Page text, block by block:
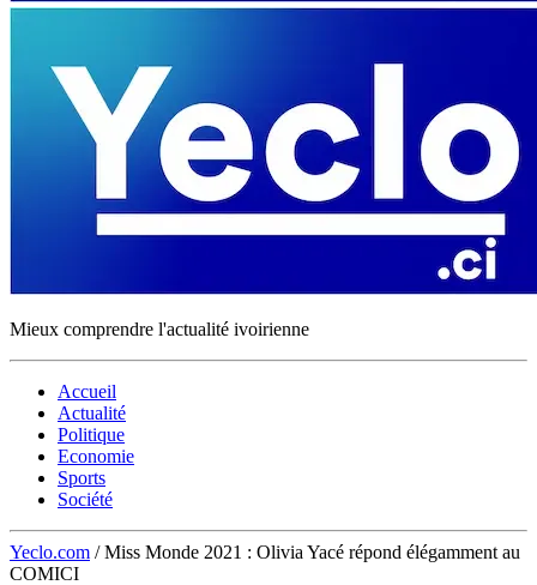
Mieux comprendre l'actualité ivoirienne
Accueil
Actualité
Politique
Economie
Sports
Société
Yeclo.com / Miss Monde 2021 : Olivia Yacé répond élégamment au
COMICI